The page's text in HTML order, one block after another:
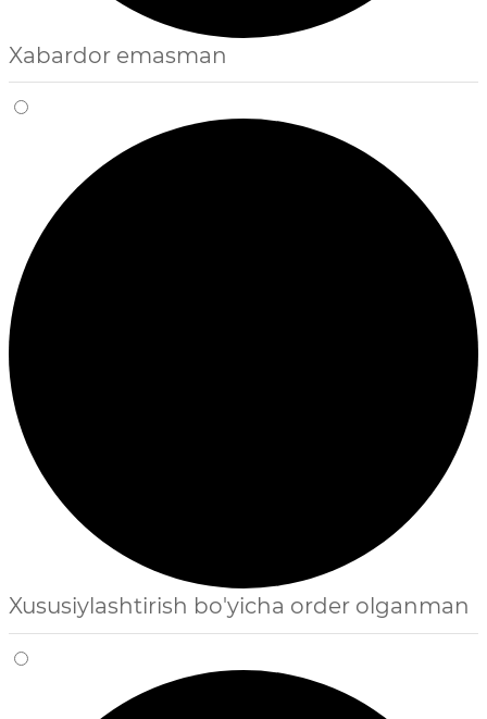
Xabardor emasman
Xususiylashtirish bo'yicha order olganman